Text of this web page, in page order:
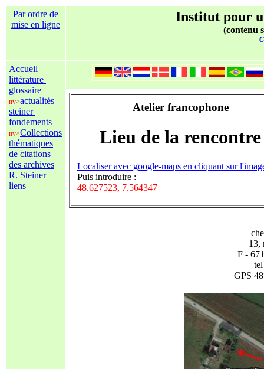
Par ordre de
mise en ligne
Institut pour
(contenu
Accueil
littérature
glossaire
nv>actualités
steiner
fondements
nv>Collections
thématiques
de citations
des archives
R. Steiner
liens
Atelier francophone
Lieu de la rencontre
Localiser avec google-maps en cliquant sur
Puis introduire :
48.627523, 7.564347
13,
F -
GPS